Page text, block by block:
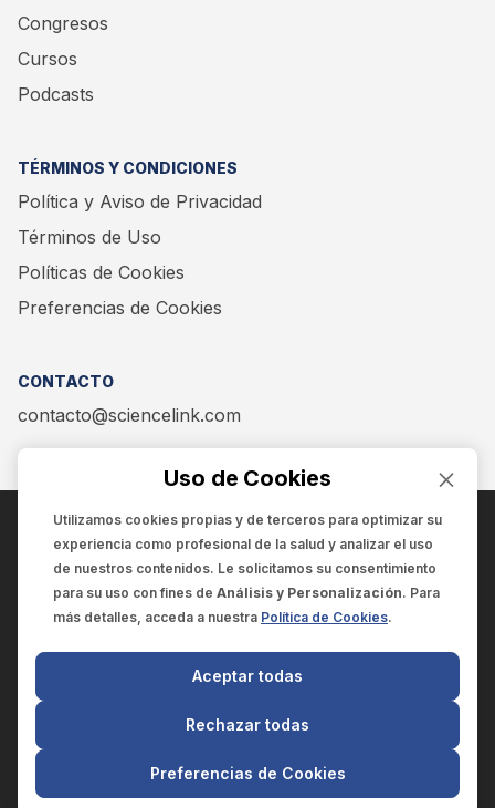
Congresos
Cursos
Podcasts
TÉRMINOS Y CONDICIONES
Política y Aviso de Privacidad
Términos de Uso
Políticas de Cookies
Preferencias de Cookies
CONTACTO
contacto@sciencelink.com
ENCUÉNTRANOS EN:
SCIENCELINK
SCILINK COMUNICACIÓN CIENTÍFICA SC
El contenido y la información de este sitio web es exclusivo
para profesionales de la salud.
Uso de Cookies
Utilizamos cookies propias y de terceros para optimizar su
experiencia como profesional de la salud y analizar el uso
de nuestros contenidos. Le solicitamos su consentimiento
para su uso con fines de Análisis y Personalización. Para
más detalles, acceda a nuestra Política de Cookies.
Preferencias de Cookies
Rechazar todas
Aceptar todas